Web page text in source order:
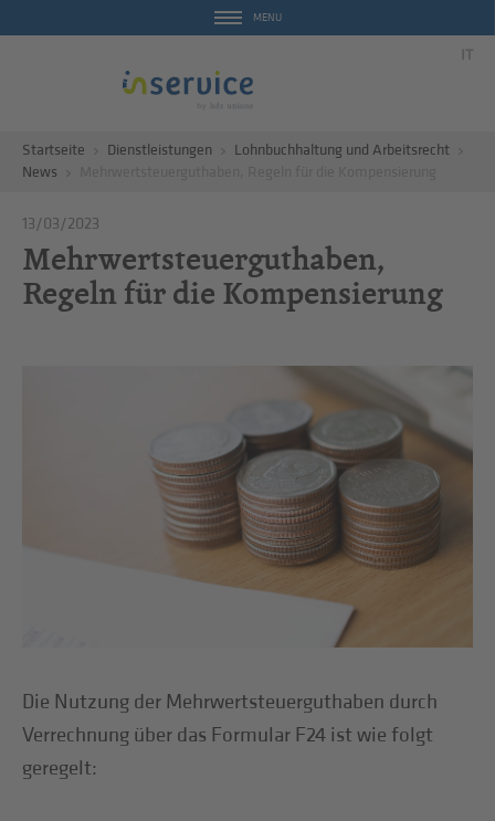
MENU
IT
Startseite Dienstleistungen
Lohnbuchhaltung und Arbeitsrecht
News
13/03/2023
Mehrwertsteuerguthaben,
Regeln für die Kompensierung
Die Nutzung der Mehrwertsteuerguthaben durch
Verrechnung über das Formular F24 ist wie folgt
geregelt: